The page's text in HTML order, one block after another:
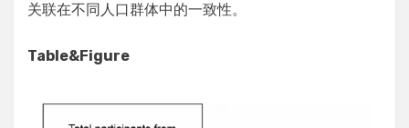
关联在不同人口群体中的一致性。
Table&Figure